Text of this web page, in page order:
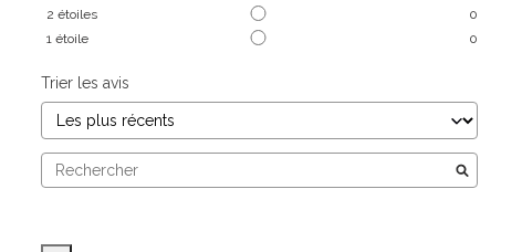
2 étoiles
0
1 étoile 0
Trier les avis